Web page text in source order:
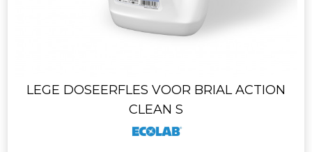
LEGE DOSEERFLES VOOR BRIAL ACTION
CLEAN S